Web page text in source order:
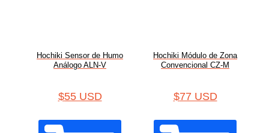
Hochiki Sensor de Humo
Análogo ALN-V
$55 USD
Hochiki Módulo de Zona
Convencional CZ-M
$77 USD